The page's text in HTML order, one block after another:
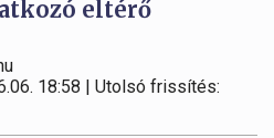
eltérő
18:58 | Utolsó frissítés: